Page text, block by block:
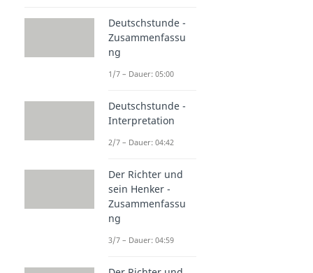
Deutschstunde -
Zusammenfassu
ng
1/7 – Dauer: 05:00
Deutschstunde -
Interpretation
2/7 – Dauer: 04:42
Der Richter und
sein Henker -
Zusammenfassu
ng
3/7 – Dauer: 04:59